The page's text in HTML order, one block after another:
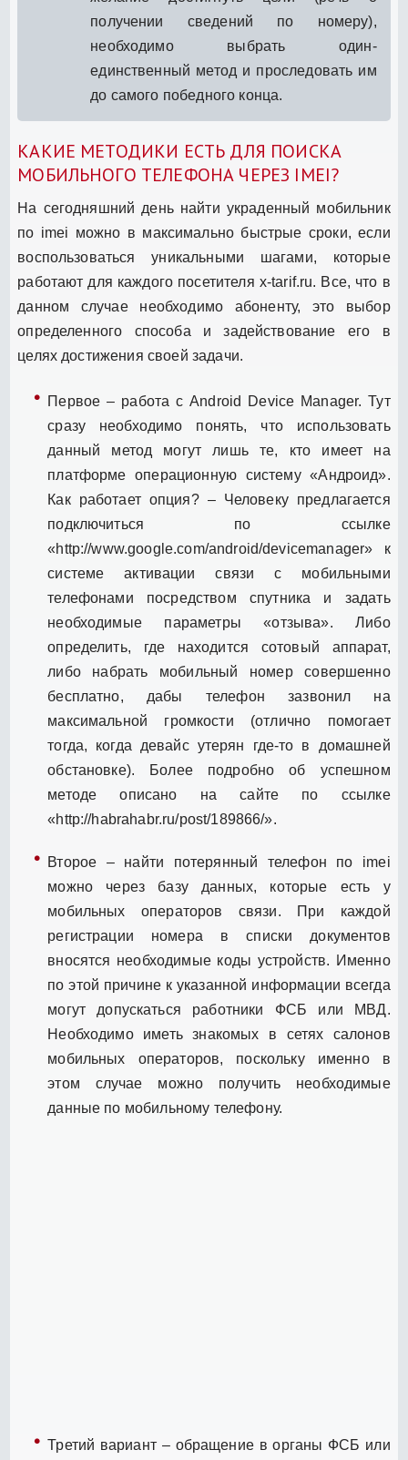
получении сведений по номеру),
необходимо выбрать один-
единственный метод и проследовать им
до самого победного конца.
КАКИЕ МЕТОДИКИ ЕСТЬ ДЛЯ ПОИСКА
МОБИЛЬНОГО ТЕЛЕФОНА ЧЕРЕЗ IMEI?
На сегодняшний день найти украденный мобильник
по imei можно в максимально быстрые сроки, если
воспользоваться уникальными шагами, которые
работают для каждого посетителя x-tarif.ru. Все, что в
данном случае необходимо абоненту, это выбор
определенного способа и задействование его в
целях достижения своей задачи.
Первое – работа с Android Device Manager. Тут
сразу необходимо понять, что использовать
данный метод могут лишь те, кто имеет на
платформе операционную систему «Андроид».
Как работает опция? – Человеку предлагается
подключиться по ссылке
«http://www.google.com/android/devicemanager» к
системе активации связи с мобильными
телефонами посредством спутника и задать
необходимые параметры «отзыва». Либо
определить, где находится сотовый аппарат,
либо набрать мобильный номер совершенно
бесплатно, дабы телефон зазвонил на
максимальной громкости (отлично помогает
тогда, когда девайс утерян где-то в домашней
обстановке). Более подробно об успешном
методе описано на сайте по ссылке
«http://habrahabr.ru/post/189866/».
Второе – найти потерянный телефон по imei
можно через базу данных, которые есть у
мобильных операторов связи. При каждой
регистрации номера в списки документов
вносятся необходимые коды устройств. Именно
по этой причине к указанной информации всегда
могут допускаться работники ФСБ или МВД.
Необходимо иметь знакомых в сетях салонов
мобильных операторов, поскольку именно в
этом случае можно получить необходимые
данные по мобильному телефону.
Третий вариант – обращение в органы ФСБ или